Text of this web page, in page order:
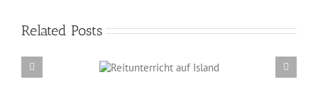
Related Posts
auf
Erzählabende mit Eve Barmettler und Ewald